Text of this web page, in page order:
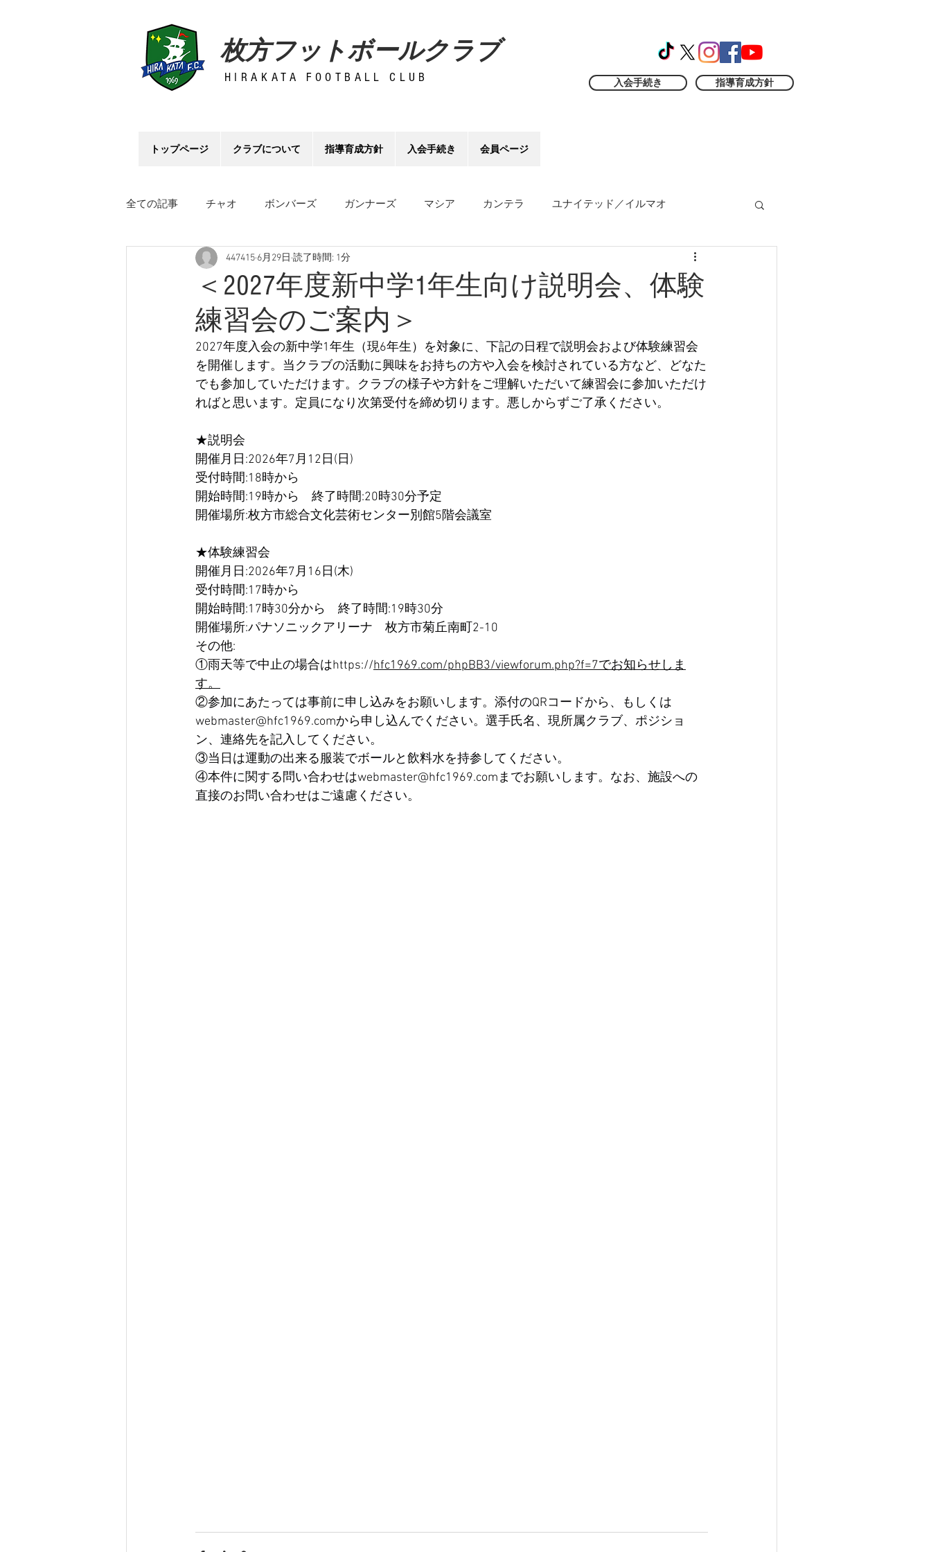
枚方フットボールクラブ
HIRAKATA FOOTBALL CLUB 入会手続き 指導育成方針
トップページ クラブについて 指導育成方針 入会手続き 会員ページ
全ての記事 チャオ ボンバーズ ガンナーズ マシア カンテラ ユナイテッド／イルマオ
マスターズ スペリオール
＜2027年度新中学1年生向け説明会、体験
練習会のご案内＞
447415 6月29日 読了時間: 1分
2027年度入会の新中学1年生（現6年生）を対象に、下記の日程で説明会および体験練習会
を開催します。当クラブの活動に興味をお持ちの方や入会を検討されている方など、どなた
でも参加していただけます。クラブの様子や方針をご理解いただいて練習会に参加いただけ
ればと思います。定員になり次第受付を締め切ります。悪しからずご了承ください。
★説明会
開催月日:2026年7月12日(日)
受付時間:18時から
開始時間:19時から　終了時間:20時30分予定
開催場所:枚方市総合文化芸術センター別館5階会議室
★体験練習会
開催月日:2026年7月16日(木)
受付時間:17時から
開始時間:17時30分から　終了時間:19時30分
開催場所:パナソニックアリーナ　枚方市菊丘南町2-10
その他:
①雨天等で中止の場合はhttps://hfc1969.com/phpBB3/viewforum.php?f=7でお知らせしま
す。
②参加にあたっては事前に申し込みをお願いします。添付のQRコードから、もしくは
webmaster@hfc1969.comから申し込んでください。選手氏名、現所属クラブ、ポジショ
ン、連絡先を記入してください。
③当日は運動の出来る服装でボールと飲料水を持参してください。
④本件に関する問い合わせはwebmaster@hfc1969.comまでお願いします。なお、施設への
直接のお問い合わせはご遠慮ください。